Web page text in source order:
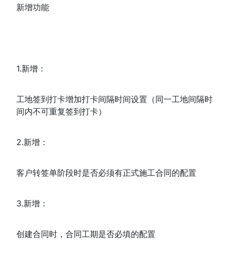
新增功能
1.新增：
工地签到打卡增加打卡间隔时间设置（同一工地间隔时
间内不可重复签到打卡）
2.新增：
客户转签单阶段时是否必须有正式施工合同的配置
3.新增：
创建合同时，合同工期是否必填的配置